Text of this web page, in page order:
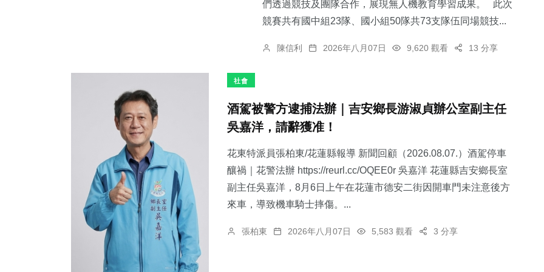
們透過競技及團隊合作，展現無人機教育學習成果。 此次
競賽共有國中組23隊、國小組50隊共73支隊伍同場競技...
陳信利 2026年八月07日 9,620 觀看 13 分享
社會
酒駕被警方逮捕法辦｜吉安鄉長游淑貞辦公室副主任
吳嘉洋，請辭獲准！
花東特派員張柏東/花蓮縣報導 新聞回顧（2026.08.07.）酒駕停車
釀禍｜花警法辦 https://reurl.cc/OQEE0r 吳嘉洋 花蓮縣吉安鄉長室
副主任吳嘉洋，8月6日上午在花蓮市德安二街因開車門未注意後方
來車，導致機車騎士摔傷。...
張柏東 2026年八月07日 5,583 觀看 3 分享